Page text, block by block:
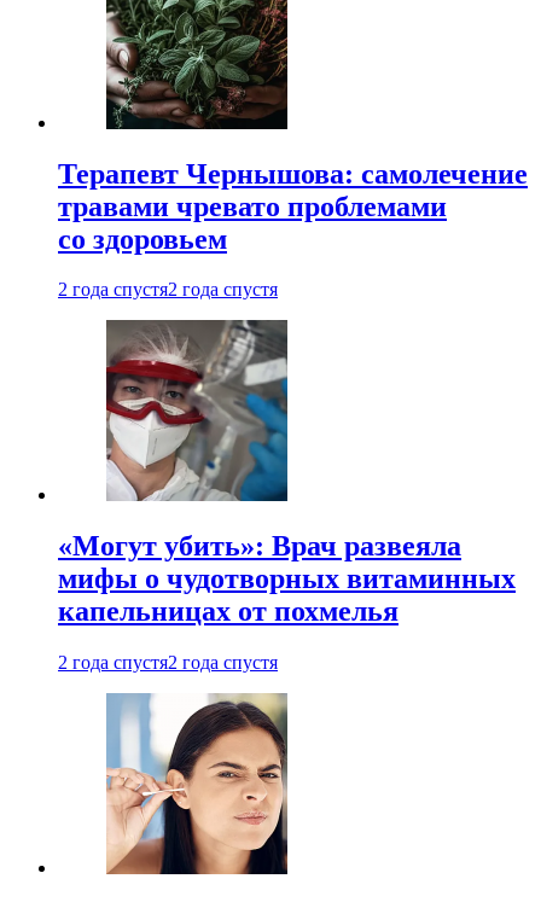
Терапевт Чернышова: самолечение
травами чревато проблемами
со здоровьем
2 года спустя2 года спустя
«Могут убить»: Врач развеяла
мифы о чудотворных витаминных
капельницах от похмелья
2 года спустя2 года спустя